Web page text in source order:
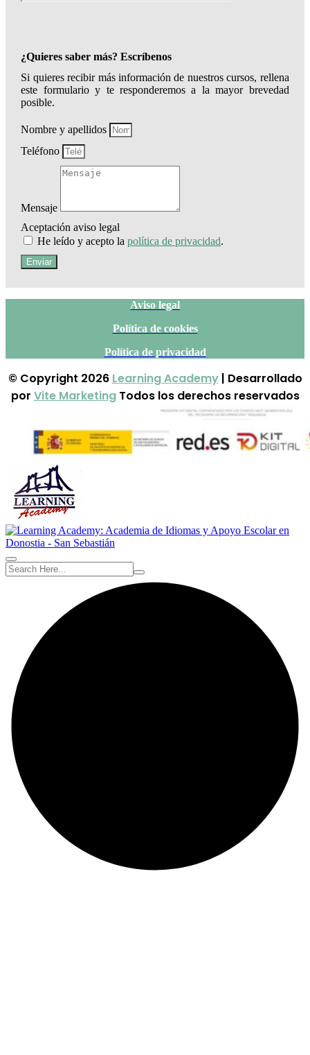
¿Quieres saber más? Escríbenos
Si quieres recibir más información de nuestros cursos, rellena
este formulario y te responderemos a la mayor brevedad
posible.
Nombre y apellidos
Teléfono
Mensaje
Aceptación aviso legal
He leído y acepto lapolítica de privacidad.
Enviar
Aviso legal
Política de cookies
Política de privacidad
© Copyright 2026 Learning Academy| Desarrollado
por Vite MarketingTodos los derechos reservados